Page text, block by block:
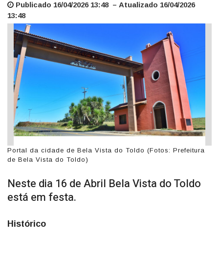
Publicado 16/04/2026 13:48 – Atualizado 16/04/2026
13:48
Portal da cidade de Bela Vista do Toldo (Fotos: Prefeitura
de Bela Vista do Toldo)
Neste dia 16 de Abril Bela Vista do Toldo
está em festa.
Histórico